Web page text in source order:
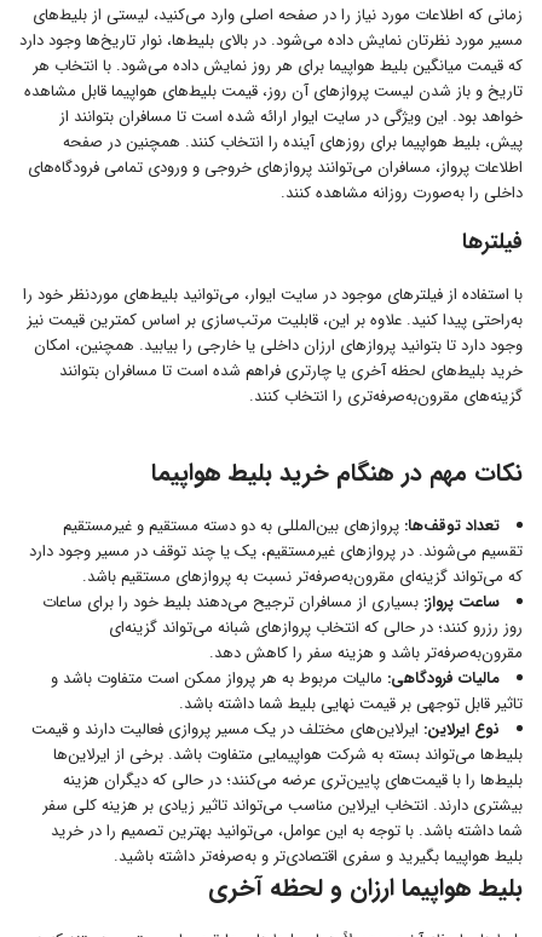
زمانی که اطلاعات مورد نیاز را در صفحه اصلی وارد می‌کنید، لیستی از بلیط‌های
مسیر مورد نظرتان نمایش داده می‌شود. در بالای بلیط‌ها، نوار تاریخ‌ها وجود دارد
که قیمت میانگین بلیط هواپیما برای هر روز نمایش داده می‌شود. با انتخاب هر
تاریخ و باز شدن لیست پروازهای آن روز، قیمت بلیط‌های هواپیما قابل مشاهده
خواهد بود. این ویژگی در سایت ایوار ارائه شده است تا مسافران بتوانند از
پیش، بلیط هواپیما برای روزهای آینده را انتخاب کنند. همچنین در صفحه
اطلاعات پرواز، مسافران می‌توانند پروازهای خروجی و ورودی تمامی فرودگاه‌های
داخلی را به‌صورت روزانه مشاهده کنند.
فیلترها
با استفاده از فیلترهای موجود در سایت ایوار، می‌توانید بلیط‌های موردنظر خود را
به‌راحتی پیدا کنید. علاوه بر این، قابلیت مرتب‌سازی بر اساس کمترین قیمت نیز
وجود دارد تا بتوانید پروازهای ارزان داخلی یا خارجی را بیابید. همچنین، امکان
خرید بلیط‌های لحظه آخری یا چارتری فراهم شده است تا مسافران بتوانند
گزینه‌های مقرون‌به‌صرفه‌تری را انتخاب کنند.
نکات مهم در هنگام خرید بلیط هواپیما
تعداد توقف‌ها: پروازهای بین‌المللی به دو دسته مستقیم و غیرمستقیم
تقسیم می‌شوند. در پروازهای غیرمستقیم، یک یا چند توقف در مسیر وجود دارد
که می‌تواند گزینه‌ای مقرون‌به‌صرفه‌تر نسبت به پروازهای مستقیم باشد.
ساعت پرواز: بسیاری از مسافران ترجیح می‌دهند بلیط خود را برای ساعات
روز رزرو کنند؛ در حالی که انتخاب پروازهای شبانه می‌تواند گزینه‌ای
مقرون‌به‌صرفه‌تر باشد و هزینه سفر را کاهش دهد.
مالیات فرودگاهی: مالیات مربوط به هر پرواز ممکن است متفاوت باشد و
تاثیر قابل توجهی بر قیمت نهایی بلیط شما داشته باشد.
نوع ایرلاین: ایرلاین‌های مختلف در یک مسیر پروازی فعالیت دارند و قیمت
بلیط‌ها می‌تواند بسته به شرکت هواپیمایی متفاوت باشد. برخی از ایرلاین‌ها
بلیط‌ها را با قیمت‌های پایین‌تری عرضه می‌کنند؛ در حالی که دیگران هزینه
بیشتری دارند. انتخاب ایرلاین مناسب می‌تواند تاثیر زیادی بر هزینه کلی سفر
شما داشته باشد. با توجه به این عوامل، می‌توانید بهترین تصمیم را در خرید
بلیط هواپیما بگیرید و سفری اقتصادی‌تر و به‌صرفه‌تر داشته باشید.
بلیط هواپیما ارزان و لحظه آخری